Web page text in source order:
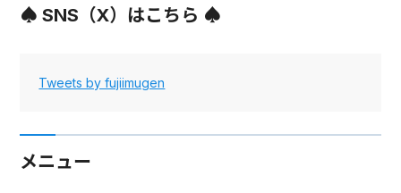
♠ SNS（X）はこちら ♠
Tweets by fujiimugen
メニュー